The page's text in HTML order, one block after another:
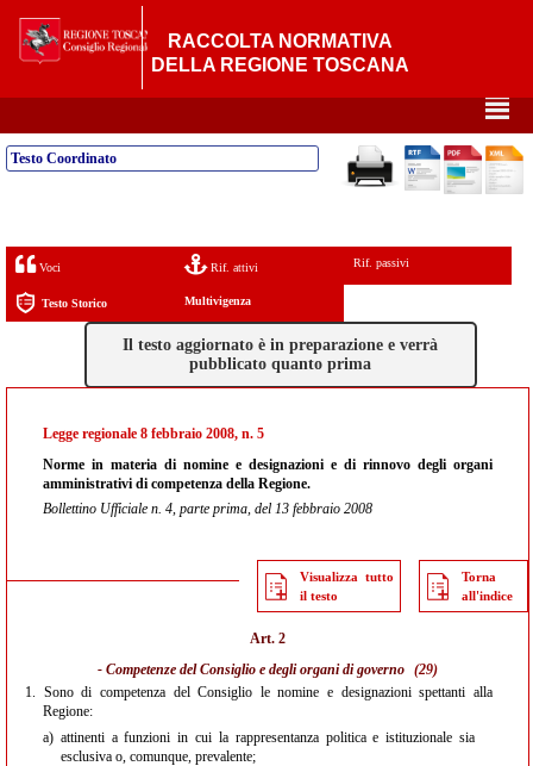
RACCOLTA NORMATIVA
DELLA REGIONE TOSCANA
²
Testo Coordinato
Voci Rif. attivi Rif. passivi
Testo Storico Multivigenza
Il testo aggiornato è in preparazione e verrà
pubblicato quanto prima
Legge regionale 8 febbraio 2008, n. 5
Norme in materia di nomine e designazioni e di rinnovo degli organi
amministrativi di competenza della Regione.
Bollettino Ufficiale n. 4, parte prima, del 13 febbraio 2008
Visualizza tutto
il testo
Torna
all'indice
Art. 2
- Competenze del Consiglio e degli organi di governo (29)
1. Sono di competenza del Consiglio le nomine e designazioni spettanti alla
Regione:
a) attinenti a funzioni in cui la rappresentanza politica e istituzionale sia
esclusiva o, comunque, prevalente;